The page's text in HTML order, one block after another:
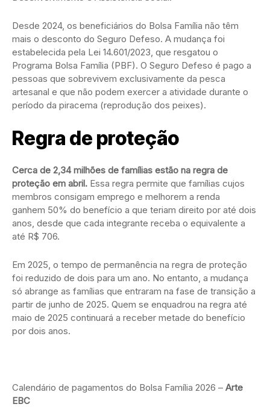
Desde 2024, os beneficiários do Bolsa Família não têm
mais o desconto do Seguro Defeso. A mudança foi
estabelecida pela Lei 14.601/2023, que resgatou o
Programa Bolsa Família (PBF). O Seguro Defeso é pago a
pessoas que sobrevivem exclusivamente da pesca
artesanal e que não podem exercer a atividade durante o
período da piracema (reprodução dos peixes).
Regra de proteção
Cerca de 2,34 milhões de famílias estão na regra de
proteção em abril. Essa regra permite que famílias cujos
membros consigam emprego e melhorem a renda
ganhem 50% do benefício a que teriam direito por até dois
anos, desde que cada integrante receba o equivalente a
até R$ 706.
Em 2025, o tempo de permanência na regra de proteção
foi reduzido de dois para um ano. No entanto, a mudança
só abrange as famílias que entraram na fase de transição a
partir de junho de 2025. Quem se enquadrou na regra até
maio de 2025 continuará a receber metade do benefício
por dois anos.
Calendário de pagamentos do Bolsa Família 2026 – Arte
EBC